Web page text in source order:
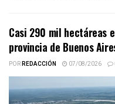
Casi 290 mil hectáreas
provincia de Buenos
PORREDACCIÓN 07/08/2026